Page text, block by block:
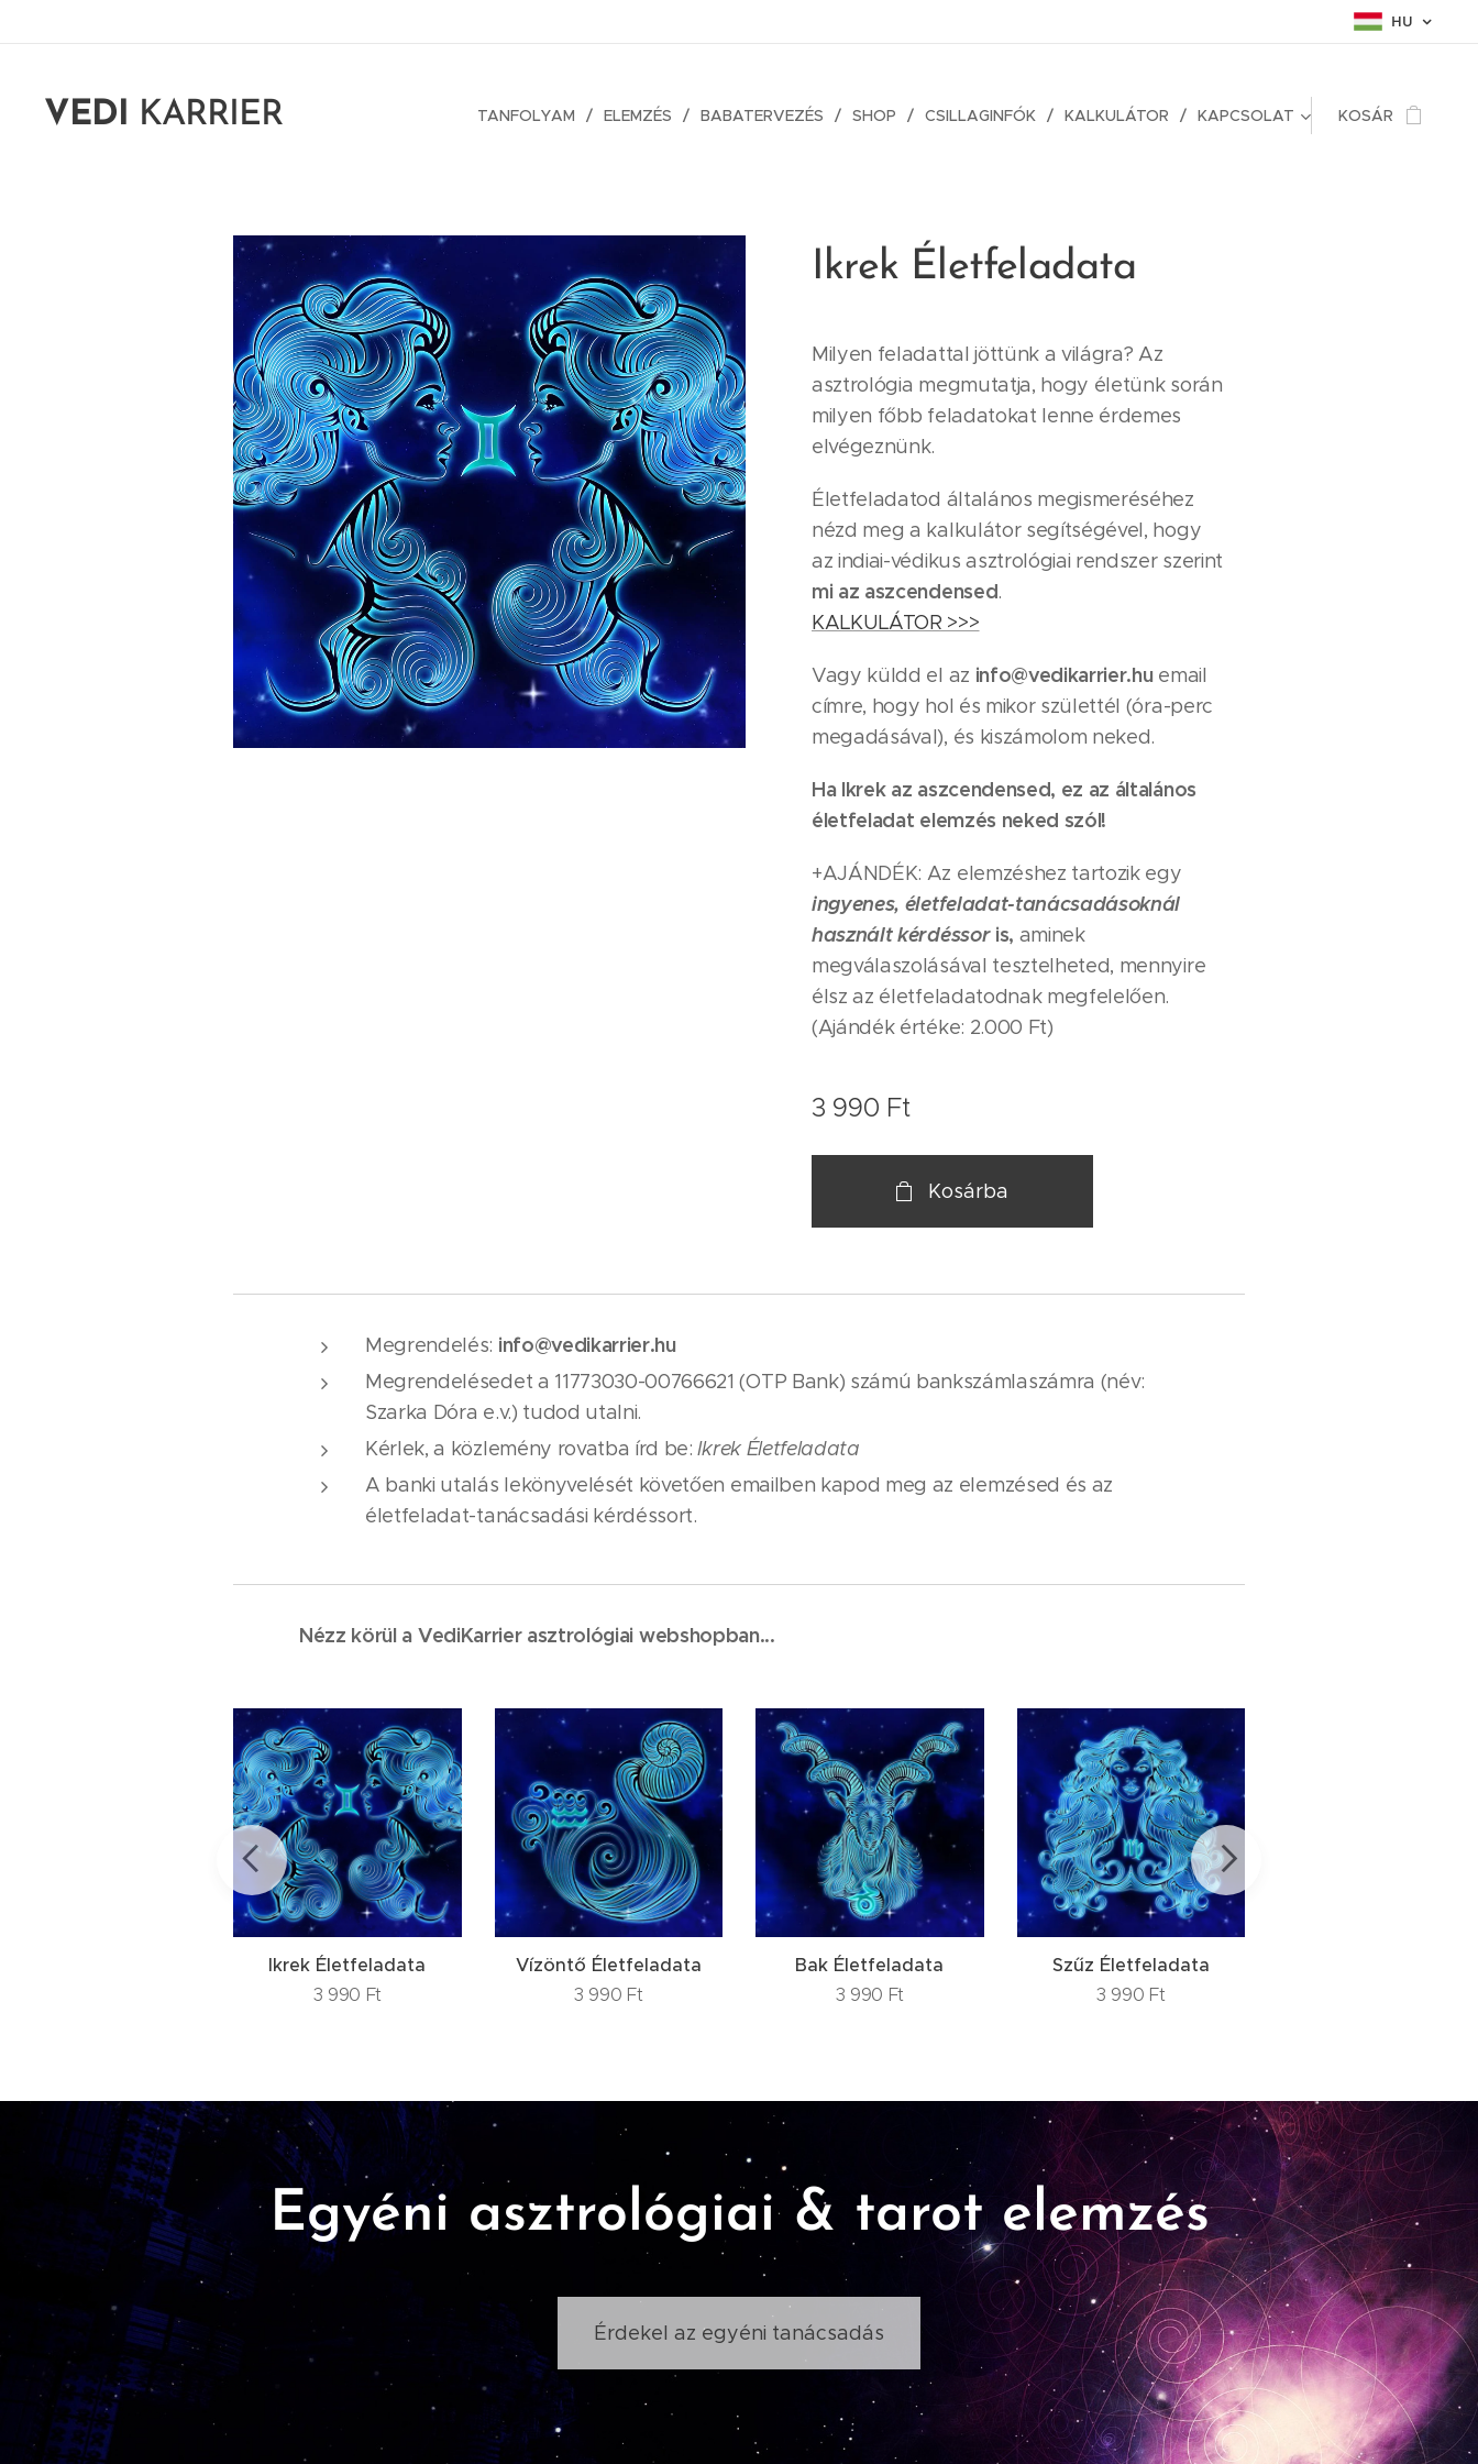
HU
VEDI KARRIER TANFOLYAM ELEMZÉS BABATERVEZÉS SHOP CSILLAGINFÓK KALKULÁTOR KAPCSOLAT KOSÁR
Ikrek Életfeladata
Milyen feladattal jöttünk a világra? Az
asztrológia megmutatja, hogy életünk során
milyen főbb feladatokat lenne érdemes
elvégeznünk.
Életfeladatod általános megismeréséhez
nézd meg a kalkulátor segítségével, hogy
az indiai-védikus asztrológiai rendszer szerint
mi az aszcendensed.
KALKULÁTOR >>>
Vagy küldd el az info@vedikarrier.huemail
címre, hogy hol és mikor születtél (óra-perc
megadásával), és kiszámolom neked.
Ha Ikrek az aszcendensed, ez az általános
életfeladat elemzés neked szól!
+AJÁNDÉK: Az elemzéshez tartozik egy
ingyenes, életfeladat-tanácsadásoknál
használt kérdéssor is, aminek
megválaszolásával tesztelheted, mennyire
élsz az életfeladatodnak megfelelően.
(Ajándék értéke: 2.000 Ft)
3 990 Ft
Kosárba
Megrendelés: info@vedikarrier.hu
Megrendelésedet a 11773030-00766621 (OTP Bank) számú bankszámlaszámra (név:
Szarka Dóra e.v.) tudod utalni.
Kérlek, a közlemény rovatba írd be:Ikrek Életfeladata
A banki utalás lekönyvelését követően emailben kapod meg az elemzésed és az
életfeladat-tanácsadási kérdéssort.
Nézz körül a VediKarrier asztrológiai webshopban...
Ikrek Életfeladata
3 990 Ft
Vízöntő Életfeladata
3 990 Ft
Bak Életfeladata
3 990 Ft
Szűz Életfeladata
3 990 Ft
Egyéni asztrológiai & tarot elemzés
Érdekel az egyéni tanácsadás